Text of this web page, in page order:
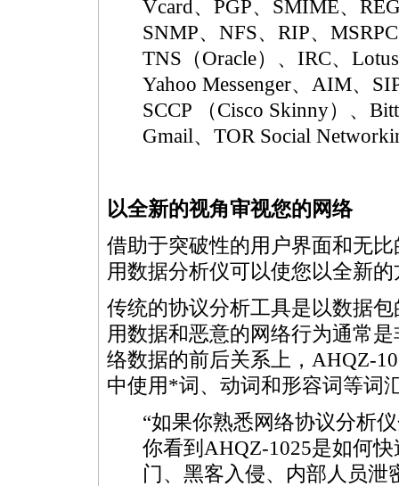
Vcard、PGP、SMIME、
SNMP、NFS、RIP、
TNS（Oracle）、IRC、
Yahoo Messenger、AIM、
SCCP （Cisco Skinny）、
Gmail、TOR Social
以全新的视角审视您的网络
借助于突破性的用户界面和无
用数据分析仪可以使您以全新
传统的协议分析工具是以数据
用数据和恶意的网络行为通常
络数据的前后关系上，AHQZ-
中使用 *词、动词和形容词等词
“如果你熟悉网络协议分析
你看到AHQZ-1025是如何
门、黑客入侵、内部人员